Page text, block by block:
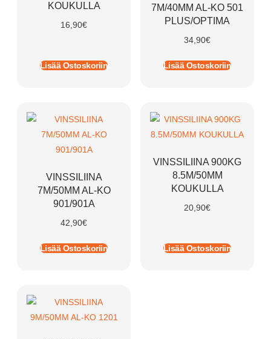
KOUKULLA
16,90€
Lisää Ostoskoriin
7M/40MM AL-KO 501
PLUS/OPTIMA
34,90€
Lisää Ostoskoriin
VINSSILIINA
7M/50MM AL-KO
901/901A
42,90€
Lisää Ostoskoriin
VINSSILIINA 900KG
8.5M/50MM
KOUKULLA
20,90€
Lisää Ostoskoriin